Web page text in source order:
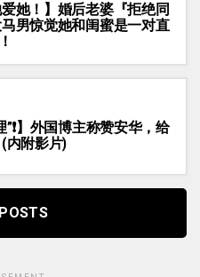
爱她！】婚后老婆『拒绝同
男惊觉她和闺蜜是一对直
”❗】外国博主称赞安华，给
内附影片)